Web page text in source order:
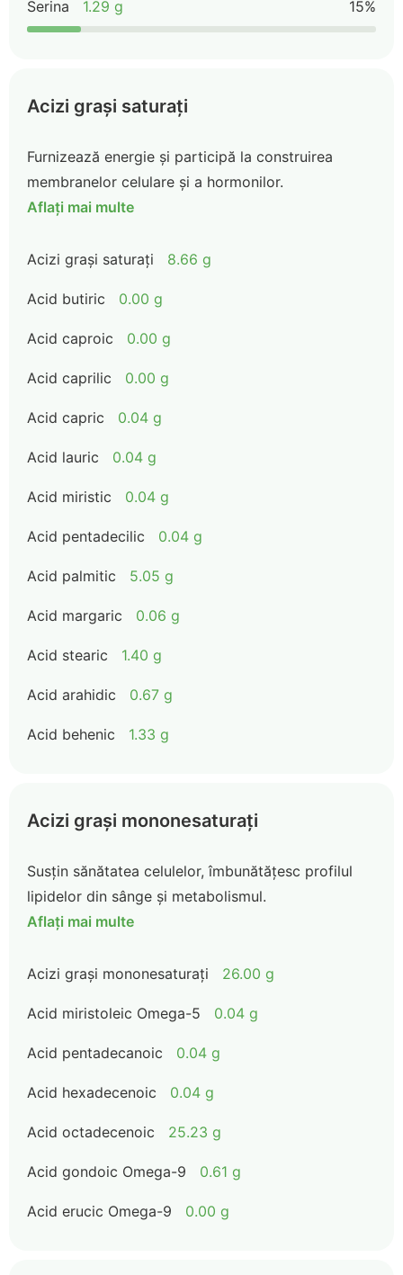
Serina 1.29 g 15%
Acizi grași saturați
Furnizează energie și participă la construirea
membranelor celulare și a hormonilor.
Aflați mai multe
Acizi grași saturați 8.66 g
Acid butiric 0.00 g
Acid caproic 0.00 g
Acid caprilic 0.00 g
Acid capric 0.04 g
Acid lauric 0.04 g
Acid miristic 0.04 g
Acid pentadecilic 0.04 g
Acid palmitic 5.05 g
Acid margaric 0.06 g
Acid stearic 1.40 g
Acid arahidic 0.67 g
Acid behenic 1.33 g
Acizi grași mononesaturați
Susțin sănătatea celulelor, îmbunătățesc profilul
lipidelor din sânge și metabolismul.
Aflați mai multe
Acizi grași mononesaturați 26.00 g
Acid miristoleic Omega-5 0.04 g
Acid pentadecanoic 0.04 g
Acid hexadecenoic 0.04 g
Acid octadecenoic 25.23 g
Acid gondoic Omega-9 0.61 g
Acid erucic Omega-9 0.00 g